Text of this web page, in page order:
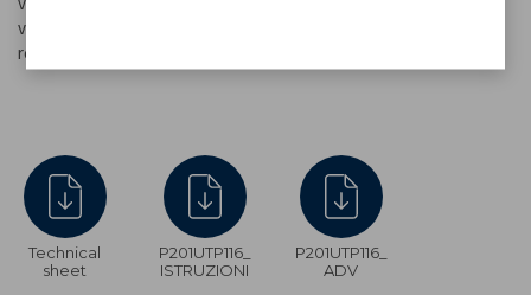
votre bouteille préférée au centre de votre table. Le câble de
recharge USB est inclus dans l'emballage.
Technical
sheet
P201UTP116_
ISTRUZIONI
P201UTP116_
ADV